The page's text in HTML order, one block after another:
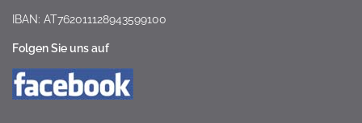
IBAN: AT762011128943599100
Folgen Sie uns auf